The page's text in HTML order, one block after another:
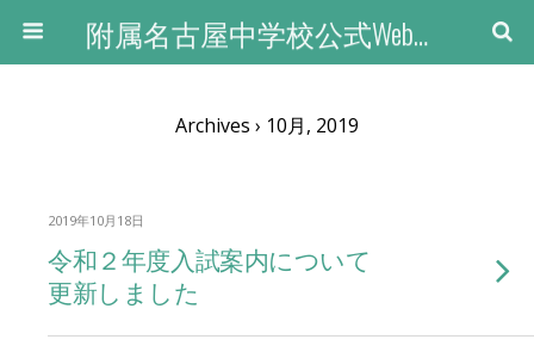
附属名古屋中学校公式Webサイト
Archives › 10月, 2019
2019年10月18日
令和２年度入試案内について
更新しました